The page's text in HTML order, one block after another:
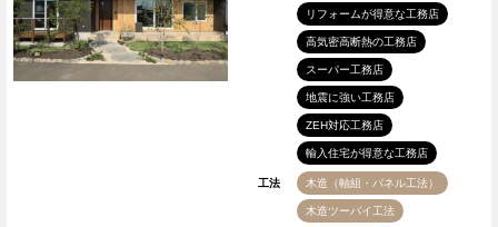
リフォームが得意な工務店
高気密高断熱の工務店
スーパー工務店
地震に強い工務店
ZEH対応工務店
輸入住宅が得意な工務店
工法 木造（軸組・パネル工法）
木造ツーバイ工法